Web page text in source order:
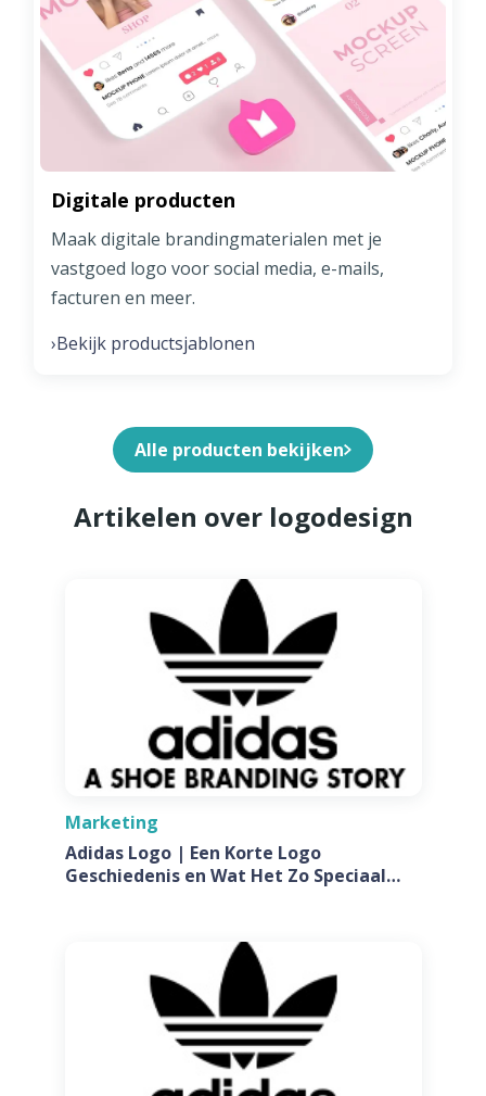
Digitale producten
Maak digitale brandingmaterialen met je
vastgoed logo voor social media, e-mails,
facturen en meer.
›Bekijk productsjablonen
Alle producten bekijken
Artikelen over logodesign
Marketing
Adidas Logo | Een Korte Logo
Geschiedenis en Wat Het Zo Speciaal